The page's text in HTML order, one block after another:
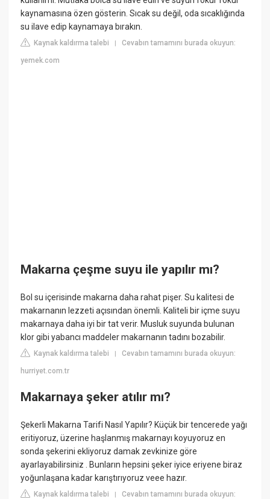
kaynamasına özen gösterin. Sıcak su değil, oda sıcaklığında
su ilave edip kaynamaya bırakın.
Kaynak kaldırma talebi |Cevabın tamamını burada okuyun:
yemek.com
Makarna çeşme suyu ile yapılır mı?
Bol su içerisinde makarna daha rahat pişer. Su kalitesi de
makarnanın lezzeti açısından önemli. Kaliteli bir içme suyu
makarnaya daha iyi bir tat verir. Musluk suyunda bulunan
klor gibi yabancı maddeler makarnanın tadını bozabilir.
Kaynak kaldırma talebi |Cevabın tamamını burada okuyun:
hurriyet.com.tr
Makarnaya şeker atılır mı?
Şekerli Makarna Tarifi Nasıl Yapılır? Küçük bir tencerede yağı
eritiyoruz, üzerine haşlanmış makarnayı koyuyoruz en
sonda şekerini ekliyoruz damak zevkinize göre
ayarlayabilirsiniz . Bunların hepsini şeker iyice eriyene biraz
yoğunlaşana kadar karıştırıyoruz veee hazır.
Kaynak kaldırma talebi |Cevabın tamamını burada okuyun: